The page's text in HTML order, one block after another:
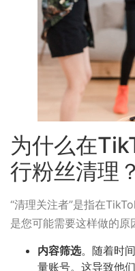
为什么在
行粉丝清理？
“清理关注者”是指在
是您可能需要这样做的原
内容筛选。随着时
量账号。这导致他